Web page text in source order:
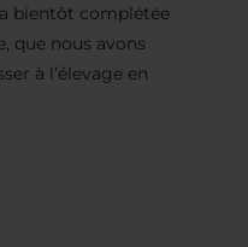
bientôt complétée
que nous avons
à l’élevage en